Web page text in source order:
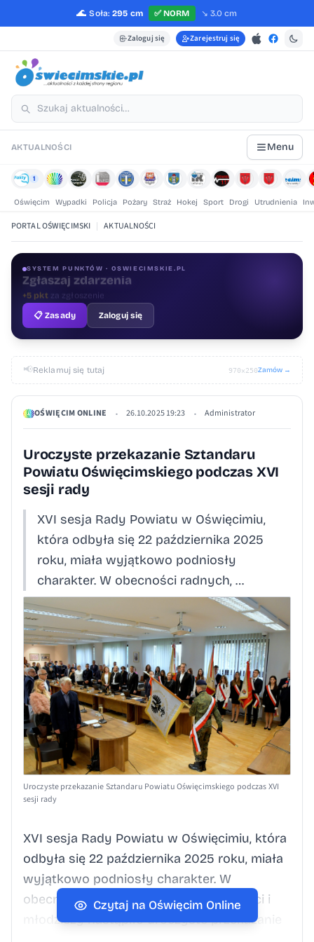
🌊 Soła: 295 cm ✅NORM ↘️ 3.0 cm
Zaloguj się Zarejestruj się
AKTUALNOŚCI Menu
1
Oświęcim Wypadki Policja Pożary Straż Hokej Sport Drogi Utrudnienia
PORTAL OŚWIĘCIMSKI | AKTUALNOŚCI
SYSTEM PUNKTÓW · OSWIECIMSKIE.PL
Oceniaj treści
+1 pktza ocenę
📋 Zasady
Zaloguj się
📢Reklamuj się tutaj 970×250Zamów →
OŚWIĘCIM ONLINE • 26.10.2025 19:23 • Administrator
Uroczyste przekazanie Sztandaru
Powiatu Oświęcimskiego podczas XVI
sesji rady
XVI sesja Rady Powiatu w Oświęcimiu,
która odbyła się 22 października 2025
roku, miała wyjątkowo podniosły
charakter. W obecności radnych, …
Uroczyste przekazanie Sztandaru Powiatu Oświęcimskiego podczas XVI
sesji rady
XVI sesja Rady Powiatu w Oświęcimiu, która
odbyła się 22 października 2025 roku, miała
wyjątkowo podniosły charakter. W
obecności radnych, zaproszonych gości i
młodzieży nastąpiło uroczyste przekazanie
Czytaj na Oświęcim Online